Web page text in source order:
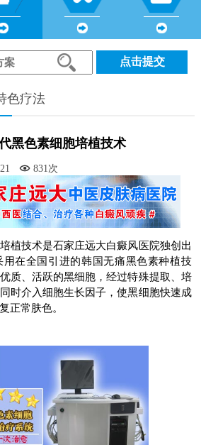
点击提交
色疗法
黑色素细胞培植技术
831次
技术是石家庄远大白癜风医院独创出
在全国引进的韩国无痛黑色素种植技
质、活跃的黑细胞，经过特殊提取、培
时介入细胞生长因子，使黑细胞快速成
正常肤色。